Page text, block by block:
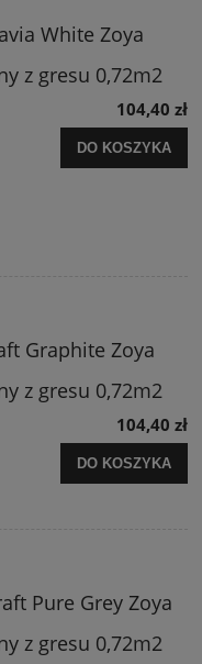
White Zoya
z gresu 0,72m2
104,40 zł
DO KOSZYKA
Graphite Zoya
z gresu 0,72m2
104,40 zł
DO KOSZYKA
Pure Grey Zoya
z gresu 0,72m2